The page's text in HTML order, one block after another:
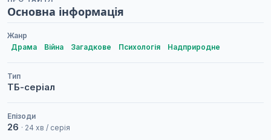
Основна інформація
Жанр
Драма
Війна Загадкове Психологія Надприродне
Тип
ТБ-серіал
Епізоди
26 · 24 хв / серія